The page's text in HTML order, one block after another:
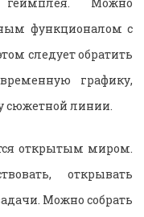
Можно
функционалом с
следует обратить
графику,
сюжетной линии.
открытым миром.
открывать
Можно собрать